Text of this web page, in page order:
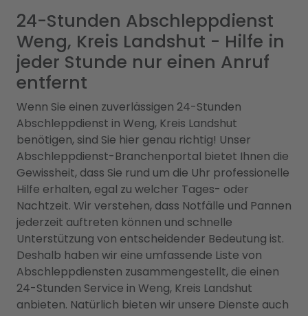
24-Stunden Abschleppdienst
Weng, Kreis Landshut - Hilfe in
jeder Stunde nur einen Anruf
entfernt
Wenn Sie einen zuverlässigen 24-Stunden
Abschleppdienst in Weng, Kreis Landshut
benötigen, sind Sie hier genau richtig! Unser
Abschleppdienst-Branchenportal bietet Ihnen die
Gewissheit, dass Sie rund um die Uhr professionelle
Hilfe erhalten, egal zu welcher Tages- oder
Nachtzeit. Wir verstehen, dass Notfälle und Pannen
jederzeit auftreten können und schnelle
Unterstützung von entscheidender Bedeutung ist.
Deshalb haben wir eine umfassende Liste von
Abschleppdiensten zusammengestellt, die einen
24-Stunden Service in Weng, Kreis Landshut
anbieten. Natürlich bieten wir unsere Dienste auch